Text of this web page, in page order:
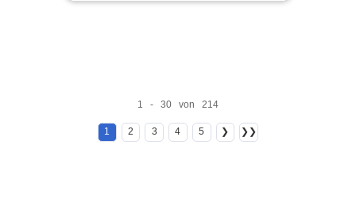
1 - 30 von 214
1 2 3 4 5 ❯ ❯❯